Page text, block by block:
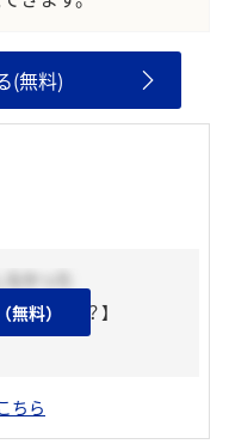
(無料)
かった
ましたか？】
料）
ちら